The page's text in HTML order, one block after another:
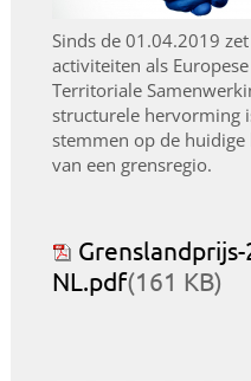
Sinds de 01.04.2019
activiteiten als
Territoriale
structurele hervorming
stemmen op de
van een grensregio.
NL.pdf(161 KB)